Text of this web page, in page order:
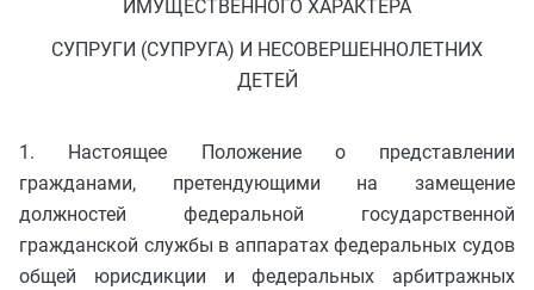
ИМУЩЕСТВЕННОГО ХАРАКТЕРА
СУПРУГИ (СУПРУГА) И НЕСОВЕРШЕННОЛЕТНИХ
ДЕТЕЙ
1. Настоящее Положение о представлении
гражданами, претендующими на замещение
должностей федеральной государственной
гражданской службы в аппаратах федеральных судов
общей юрисдикции и федеральных арбитражных